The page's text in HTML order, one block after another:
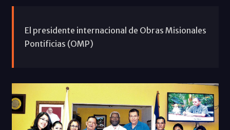
El presidente internacional de Obras Misionales
Pontificias (OMP)